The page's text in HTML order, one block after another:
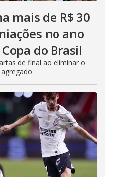
mais de R$ 30
no ano
do Brasil
de final ao eliminar o